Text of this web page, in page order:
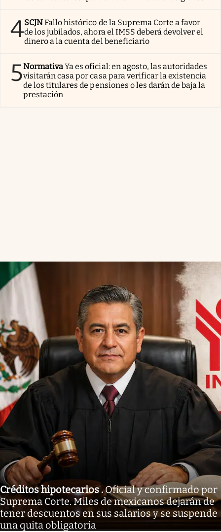
4SCJNFallo histórico de la Suprema Corte a favor
de los jubilados, ahora el IMSS deberá devolver el
dinero a la cuenta del beneficiario
5NormativaYa es oficial: en agosto, las autoridades
visitarán casa por casa para verificar la existencia
de los titulares de pensiones o les darán de baja la
prestación
Créditos hipotecarios.Oficial y confirmado por
Suprema Corte. Miles de mexicanos dejarán de
tener descuentos en sus salarios y se suspende
una quita obligatoria